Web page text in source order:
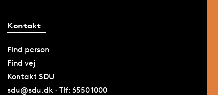
Kontakt
Find person
Find vej
Kontakt SDU
sdu@sdu.dk · Tlf: 6550 1000